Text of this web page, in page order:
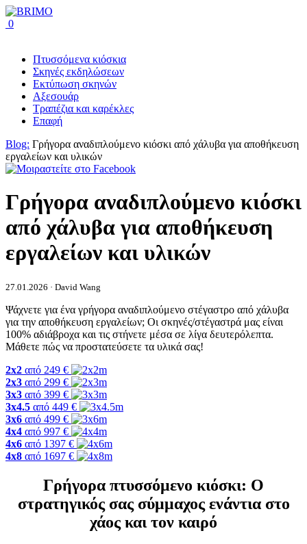
0
Πτυσσόμενα κιόσκια
Σκηνές εκδηλώσεων
Εκτύπωση σκηνών
Αξεσουάρ
Τραπέζια και καρέκλες
Επαφή
Blog: Γρήγορα αναδιπλούμενο κιόσκι από χάλυβα για αποθήκευση
εργαλείων και υλικών
Γρήγορα αναδιπλούμενο κιόσκι
από χάλυβα για αποθήκευση
εργαλείων και υλικών
27.01.2026 · David Wang
Ψάχνετε για ένα γρήγορα αναδιπλούμενο στέγαστρο από χάλυβα
για την αποθήκευση εργαλείων; Οι σκηνές/στέγαστρά μας είναι
100% αδιάβροχα και τις στήνετε μέσα σε λίγα δευτερόλεπτα.
Μάθετε πώς να προστατεύσετε τα υλικά σας!
2x2 από 249 €
2x3 από 299 €
3x3 από 399 €
3x4.5 από 449 €
3x6 από 499 €
4x4 από 997 €
4x6 από 1397 €
4x8 από 1697 €
Γρήγορα πτυσσόμενο κιόσκι: Ο
στρατηγικός σας σύμμαχος ενάντια στο
χάος και τον καιρό